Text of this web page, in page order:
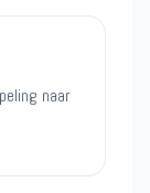
naar